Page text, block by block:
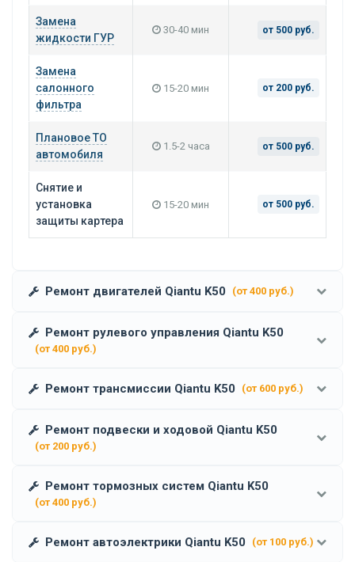
Замена
жидкости ГУР
30-40 мин от 500 руб.
Замена
салонного
фильтра
15-20 мин от 200 руб.
Плановое ТО
автомобиля
1.5-2 часа от 500 руб.
Снятие и
установка
защиты картера
15-20 мин от 500 руб.
Ремонт двигателей Qiantu K50 (от 400 руб.)
Ремонт рулевого управления Qiantu K50
(от 400 руб.)
Ремонт трансмиссии Qiantu K50 (от 600 руб.)
Ремонт подвески и ходовой Qiantu K50
(от 200 руб.)
Ремонт тормозных систем Qiantu K50
(от 400 руб.)
Ремонт автоэлектрики Qiantu K50 (от 100 руб.)